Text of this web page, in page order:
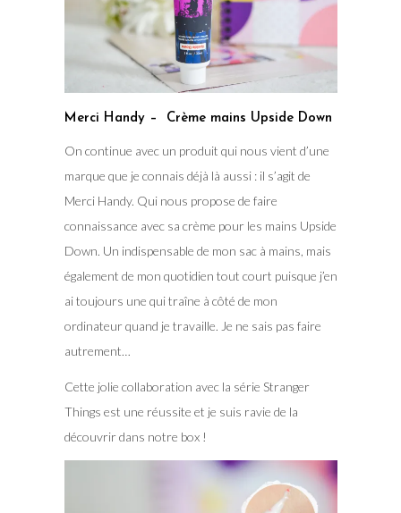
Merci Handy – Crème mains Upside Down
On continue avec un produit qui nous vient d’une
marque que je connais déjà là aussi : il s’agit de
Merci Handy. Qui nous propose de faire
connaissance avec sa crème pour les mains Upside
Down. Un indispensable de mon sac à mains, mais
également de mon quotidien tout court puisque j’en
ai toujours une qui traîne à côté de mon
ordinateur quand je travaille. Je ne sais pas faire
autrement…
Cette jolie collaboration avec la série Stranger
Things est une réussite et je suis ravie de la
découvrir dans notre box !